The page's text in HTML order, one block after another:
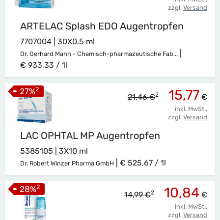
ARTELAC Splash EDO Augentropfen
7707004 | 30X0.5 ml
Dr. Gerhard Mann - Chemisch-pharmazeutische Fab...
€ 933,33 / 1l
zzgl. Versand
LAC OPHTAL MP Augentropfen
5385105 | 3X10 ml
Dr. Robert Winzer Pharma GmbH € 525,67 / 1l
21,46 €2 15,77 €
inkl. MwSt.,
zzgl. Versand
27%2
14,99 €2 10,84 €
inkl. MwSt.,
zzgl. Versand
28%2